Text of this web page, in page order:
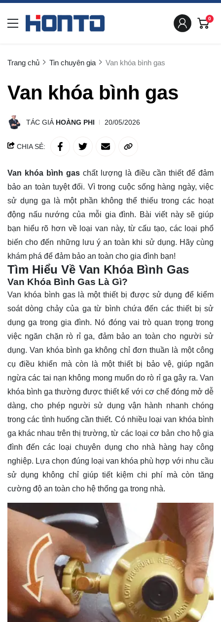
0
Trang chủ Tin chuyên gia Van khóa bình gas
Van khóa bình gas
TÁC GIẢ HOÀNG PHI 20/05/2026
CHIA SẺ:
Van khóa bình gas chất lượng là điều cần thiết để đảm
bảo an toàn tuyệt đối. Vì trong cuộc sống hàng ngày, việc
sử dụng ga là một phần không thể thiếu trong các hoạt
động nấu nướng của mỗi gia đình. Bài viết này sẽ giúp
bạn hiểu rõ hơn về loại van này, từ cấu tạo, các loại phổ
biến cho đến những lưu ý an toàn khi sử dụng. Hãy cùng
khám phá để đảm bảo an toàn cho gia đình bạn!
Tìm Hiểu Về Van Khóa Bình Gas
Van Khóa Bình Gas Là Gì?
Van khóa bình gaslà một thiết bị được sử dụng để kiểm
soát dòng chảy của ga từ bình chứa đến các thiết bị sử
dụng ga trong gia đình. Nó đóng vai trò quan trọng trong
việc ngăn chặn rò rỉ ga, đảm bảo an toàn cho người sử
dụng. Van khóa bình ga không chỉ đơn thuần là một công
cụ điều khiển mà còn là một thiết bị bảo vệ, giúp ngăn
ngừa các tai nạn không mong muốn do rò rỉ ga gây ra. Van
khóa bình ga thường được thiết kế với cơ chế đóng mở dễ
dàng, cho phép người sử dụng vận hành nhanh chóng
trong các tình huống cần thiết. Có nhiều loại van khóa bình
ga khác nhau trên thị trường, từ các loại cơ bản cho hộ gia
đình đến các loại chuyên dụng cho nhà hàng hay công
nghiệp. Lựa chọn đúng loại van khóa phù hợp với nhu cầu
sử dụng không chỉ giúp tiết kiệm chi phí mà còn tăng
cường độ an toàn cho hệ thống ga trong nhà.